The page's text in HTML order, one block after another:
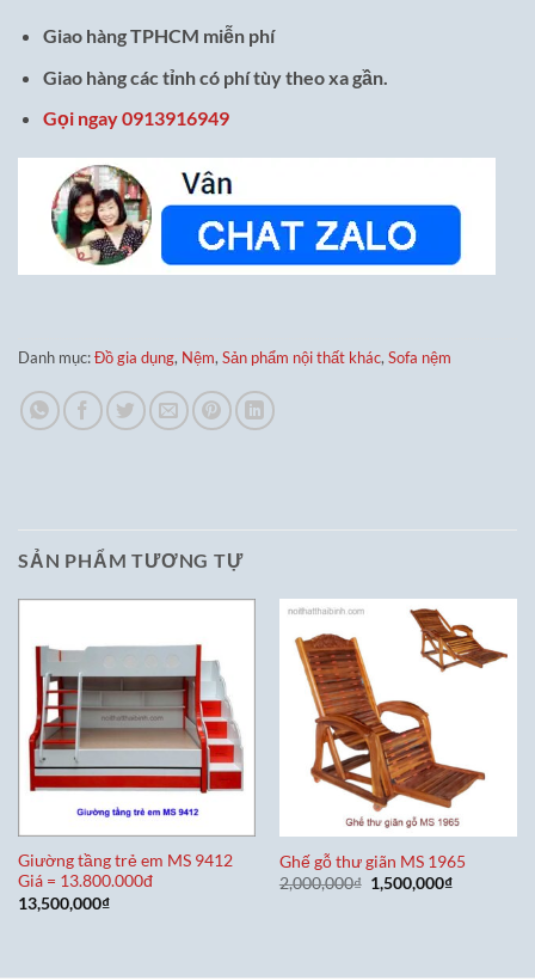
Giao hàng TPHCM miễn phí
Giao hàng các tỉnh có phí tùy theo xa gần.
Gọi ngay 0913916949
Danh mục:Đồ gia dụng, Nệm, Sản phẩm nội thất khác, Sofa nệm
SẢN PHẨM TƯƠNG TỰ
Giường tầng trẻ em MS 9412
Giá = 13.800.000đ
13,500,000₫
Ghế gỗ thư giãn MS 1965
2,000,000₫ Giá
gốc
1,500,000₫Giá